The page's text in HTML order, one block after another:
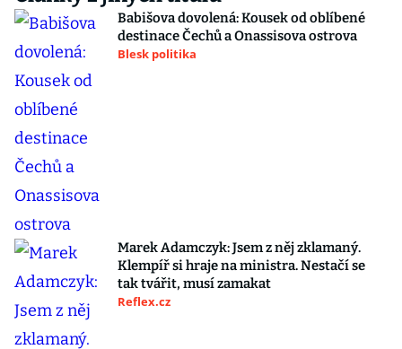
Babišova dovolená: Kousek od oblíbené
destinace Čechů a Onassisova ostrova
Blesk politika
Marek Adamczyk: Jsem z něj zklamaný.
Klempíř si hraje na ministra. Nestačí se
tak tvářit, musí zamakat
Reflex.cz